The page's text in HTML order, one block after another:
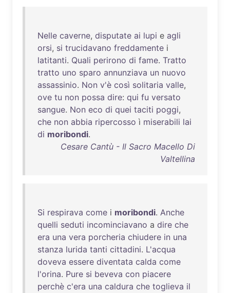
Nelle caverne, disputate ai lupi e agli
orsi, si trucidavano freddamente i
latitanti. Quali perirono di fame. Tratto
tratto uno sparo annunziava un nuovo
assassinio. Non v'è così solitaria valle,
ove tu non possa dire: qui fu versato
sangue. Non eco di quei taciti poggi,
che non abbia ripercosso ì miserabili lai
di moribondi.
Cesare Cantù - Il Sacro Macello Di
Valtellina
Si respirava come i moribondi. Anche
quelli seduti incominciavano a dire che
era una vera porcheria chiudere in una
stanza lurida tanti cittadini. L'acqua
doveva essere diventata calda come
l'orina. Pure si beveva con piacere
perchè c'era una caldura che toglieva il